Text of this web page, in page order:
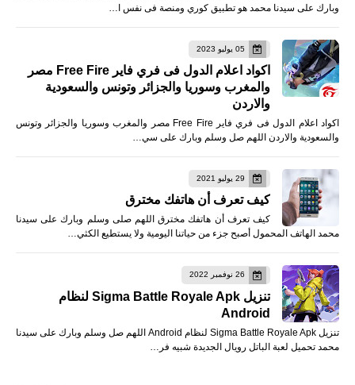
وبارك على سيدنا محمد هو تطبيق كوري ومنصة فى نفس ا…
05 يوليو 2023
اكواد اعلام الدول فى فري فاير Free Fire مصر
والمغرب وسوريا والجزائر وتونس والسعودية
والاردن
اكواد اعلام الدول فى فري فاير Free Fire مصر والمغرب وسوريا والجزائر وتونس
والسعودية والاردن اللهم صل وسلم وبارك على سي…
29 يوليو 2021
كيف تعرف أن هاتفك مخترق
كيف تعرف أن هاتفك مخترق اللهم صلى وسلم وبارك على سيدنا
محمد الهاتف المحمول أصبح جزء من حياتنا اليومية ولا يستطيع الكثي…
26 نوفمبر 2022
تنزيل Sigma Battle Royale Apk لنظام
Android
تنزيل Sigma Battle Royale Apk لنظام Android اللهم صل وسلم وبارك على سيدنا
محمد تحميل لعبة الباتل رويال الجديدة شبيه فر…